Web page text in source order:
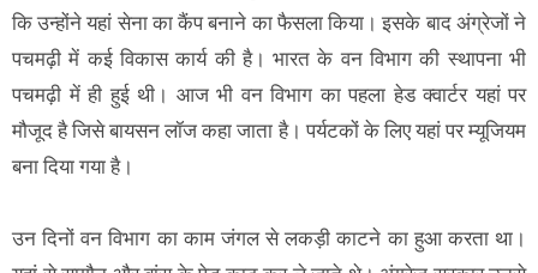
कि उन्होंने यहां सेना का कैंप बनाने का फैसला किया। इसके बाद अंग्रेजों ने
पचमढ़ी में कई विकास कार्य की है। भारत के वन विभाग की स्थापना भी
पचमढ़ी में ही हुई थी। आज भी वन विभाग का पहला हेड क्वार्टर यहां पर
मौजूद है जिसे बायसन लॉज कहा जाता है। पर्यटकों के लिए यहां पर म्यूजियम
बना दिया गया है।
उन दिनों वन विभाग का काम जंगल से लकड़ी काटने का हुआ करता था।